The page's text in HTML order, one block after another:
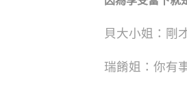
貝大小姐：剛
瑞餚姐：你有